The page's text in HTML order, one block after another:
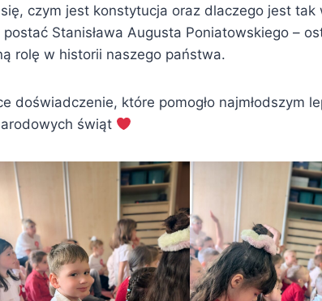
czym jest konstytucja oraz dlaczego jest tak
Stanisława Augusta Poniatowskiego –
rolę w historii naszego państwa.
doświadczenie, które pomogło najmłodszym
świąt